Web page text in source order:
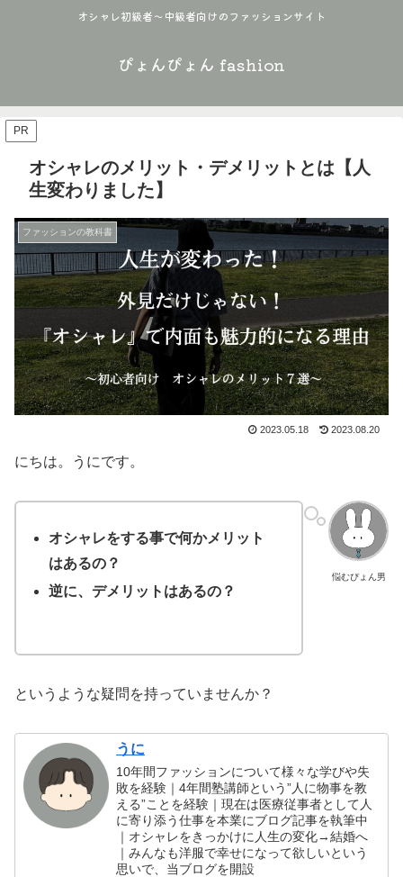
オシャレ初級者〜中級者向けのファッションサイト
ぴょんぴょん fashion
PR
オシャレのメリット・デメリットとは【人
生変わりました】
ファッションの教科書
2023.05.18 2023.08.20
にちは。うにです。
悩むぴょん男
オシャレをする事で何かメリット
はあるの？
逆に、デメリットはあるの？
というような疑問を持っていませんか？
うに
10年間ファッションについて様々な学びや失
敗を経験｜4年間塾講師という”人に物事を教
える”ことを経験｜現在は医療従事者として人
に寄り添う仕事を本業にブログ記事を執筆中
｜オシャレをきっかけに人生の変化→結婚へ
｜みんなも洋服で幸せになって欲しいという
思いで、当ブログを開設